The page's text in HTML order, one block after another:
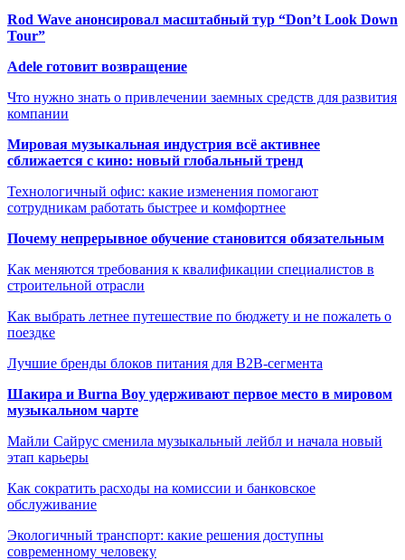
Rod Wave анонсировал масштабный тур “Don’t Look Down
Tour”
Adele готовит возвращение
Что нужно знать о привлечении заемных средств для развития
компании
Мировая музыкальная индустрия всё активнее
сближается с кино: новый глобальный тренд
Технологичный офис: какие изменения помогают
сотрудникам работать быстрее и комфортнее
Почему непрерывное обучение становится обязательным
Как меняются требования к квалификации специалистов в
строительной отрасли
Как выбрать летнее путешествие по бюджету и не пожалеть о
поездке
Лучшие бренды блоков питания для B2B-сегмента
Шакира и Burna Boy удерживают первое место в мировом
музыкальном чарте
Майли Сайрус сменила музыкальный лейбл и начала новый
этап карьеры
Как сократить расходы на комиссии и банковское
обслуживание
Экологичный транспорт: какие решения доступны
современному человеку